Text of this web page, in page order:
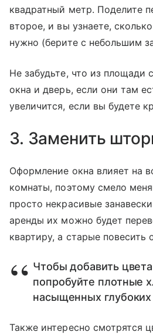
квадратный метр. Поделите
второе, и вы узнаете,
нужно (берите с небольшим
Не забудьте, что из площади
окна и дверь, если они там
увеличится, если вы будете
3. Заменить
Оформление окна влияет на
комнаты, поэтому смело
просто некрасивые
аренды их можно будет
квартиру, а старые повесить
Чтобы добавить
попробуйте плотные
насыщенных глубоких
Также интересно смотрятся